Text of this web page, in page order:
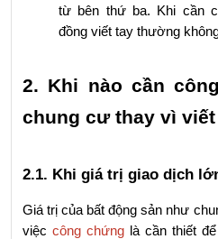
từ bên thứ ba. Khi cần
đồng viết tay thường
2. Khi nào cần
chung cư thay vì
2.1. Khi giá trị giao dịch
Giá trị của bất động sản như
việc công chứng là cần thiết để